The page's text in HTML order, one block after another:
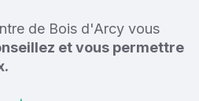
de Bois d'Arcy vous
et vous permettre